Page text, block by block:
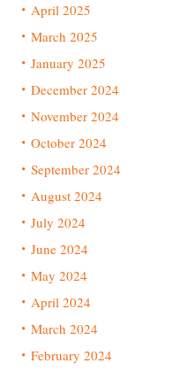
April 2025
March 2025
January 2025
December 2024
November 2024
October 2024
September 2024
August 2024
July 2024
June 2024
May 2024
April 2024
March 2024
February 2024